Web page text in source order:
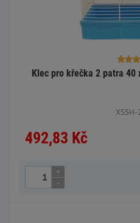
Klec pro křečka 2 patra 40
492,83 Kč
+
-